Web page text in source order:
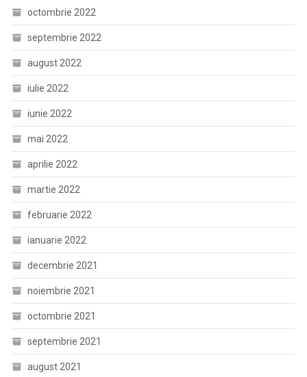
octombrie 2022
septembrie 2022
august 2022
iulie 2022
iunie 2022
mai 2022
aprilie 2022
martie 2022
februarie 2022
ianuarie 2022
decembrie 2021
noiembrie 2021
octombrie 2021
septembrie 2021
august 2021